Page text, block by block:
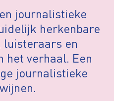
journalistieke
herkenbare
luisteraars en
het verhaal. Een
journalistieke